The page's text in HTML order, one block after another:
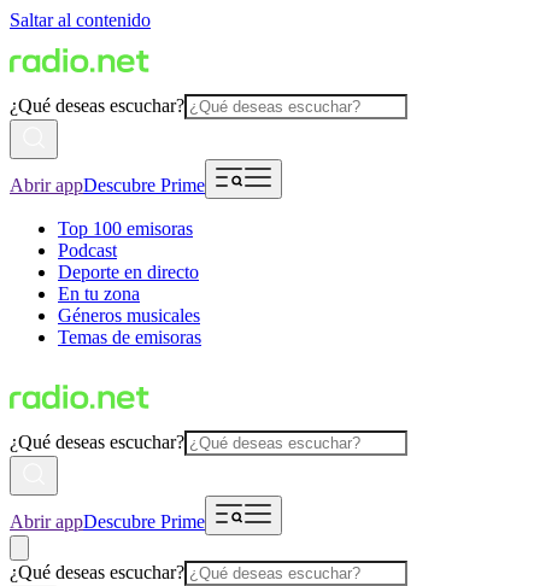
Saltar al contenido
¿Qué deseas escuchar?
Abrir appDescubre Prime
Top 100 emisoras
Podcast
Deporte en directo
En tu zona
Géneros musicales
Temas de emisoras
¿Qué deseas escuchar?
Abrir appDescubre Prime
¿Qué deseas escuchar?